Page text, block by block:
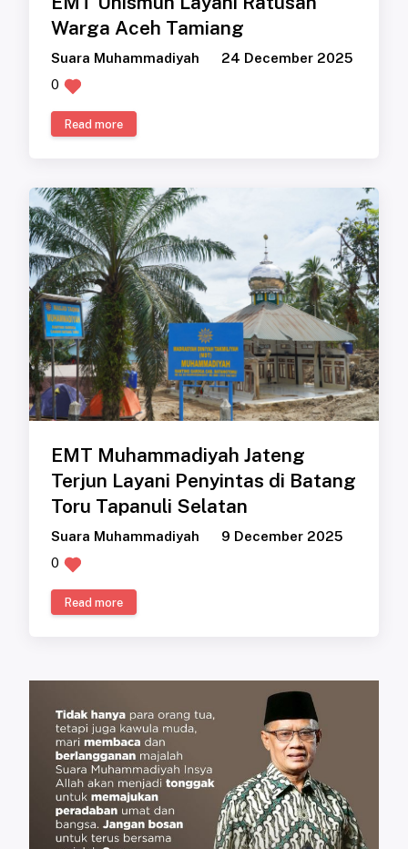
Warga Aceh Tamiang
Suara Muhammadiyah
24 December 2025
0
Read more
EMT Muhammadiyah Jateng
Terjun Layani Penyintas di Batang
Toru Tapanuli Selatan
Suara Muhammadiyah
9 December 2025
0
Read more